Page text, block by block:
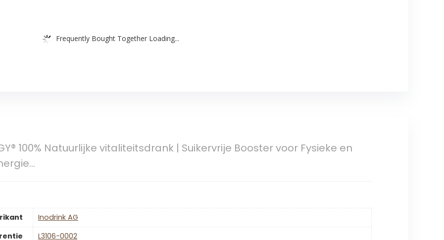
Frequently Bought Together Loading...
100% Natuurlijke vitaliteitsdrank | Suikervrije Booster voor Fysieke en
‎Inodrink AG
‎L3106-0002